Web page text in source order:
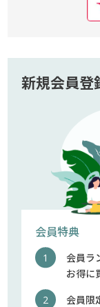
新規会員登
会員特典
会員ラ
お得に
会員限